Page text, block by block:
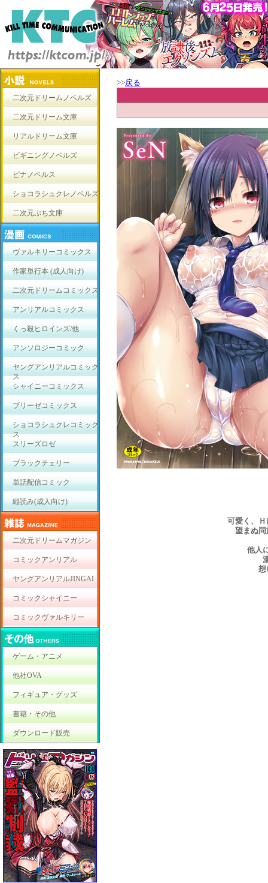
二次元ドリームノベルズ
二次元ドリーム文庫
リアルドリーム文庫
ビギニングノベルズ
ピナノベルス
ショコラシュクレノベルズ
二次元ぷち文庫
ヴァルキリーコミックス
作家単行本 (成人向け)
二次元ドリームコミックス
アンリアルコミックス
くっ殺ヒロインズ/他
アンソロジーコミック
ヤングアンリアルコミック
ス
シャイニーコミックス
ブリーゼコミックス
ショコラシュクレコミック
ス
スリーズロゼ
ブラックチェリー
単話配信コミック
縦読み(成人向け)
二次元ドリームマガジン
コミックアンリアル
ヤングアンリアルJINGAI
コミックシャイニー
コミックヴァルキリー
ゲーム・アニメ
他社OVA
フィギュア・グッズ
書籍・その他
ダウンロード販売
>>戻る
可愛く、
望まぬ
他人
想